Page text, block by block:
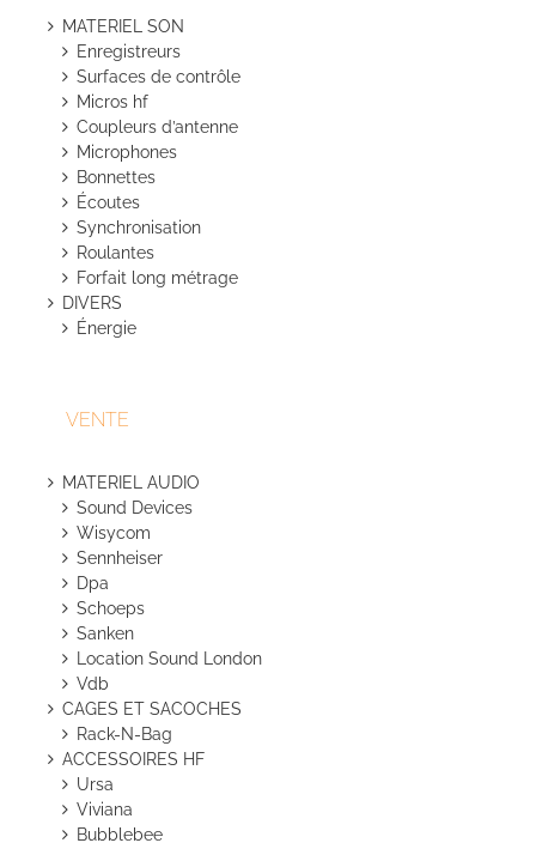
MATERIEL SON
Enregistreurs
Surfaces de contrôle
Micros hf
Coupleurs d’antenne
Microphones
Bonnettes
Écoutes
Synchronisation
Roulantes
Forfait long métrage
DIVERS
Énergie
VENTE
MATERIEL AUDIO
Sound Devices
Wisycom
Sennheiser
Dpa
Schoeps
Sanken
Location Sound London
Vdb
CAGES ET SACOCHES
Rack-N-Bag
ACCESSOIRES HF
Ursa
Viviana
Bubblebee